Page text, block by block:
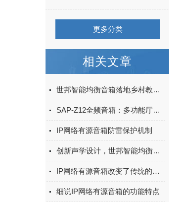
更多分类
相关文章
世邦智能均衡音箱落地乡村教育，赋能云南数字校园建设
SAP-Z12全频音箱：多功能厅两分频扩声扬声器
IP网络有源音箱防雷保护机制
创新声学设计，世邦智能均衡音箱如何实现声学突破？
IP网络有源音箱改变了传统的音频传输方式
细说IP网络有源音箱的功能特点